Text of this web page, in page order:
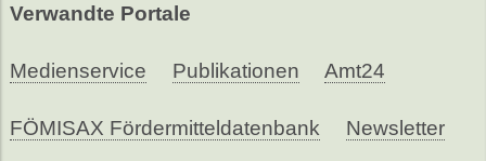
Verwandte Portale
Medienservice Publikationen Amt24
FÖMISAX Fördermitteldatenbank Newsletter